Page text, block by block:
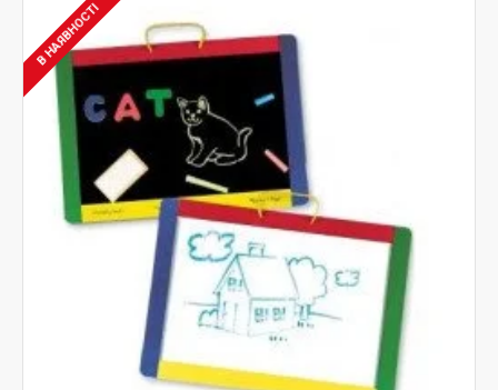
Асортимент
У даному розділі інтернет-магазину Kidobo
представлений відмінний вибір мольбертів та дощок
для дітей різного віку. В наявності моделі для
малювання крейдою, спеціальними маркерами, а
також такі, до поверхні яких кріпляться аркуші
паперу. Залежно від віку та переваг дитини, є
можливість купити дитячий мольберт з дерева на
ніжках, підлоговий або кріпиться до стіни.
Для зручності покупців, у Кідобо пропонується також
широкий вибір якісних витратних матеріалів та
супутніх товарів:
В НАЯВНОСТІ